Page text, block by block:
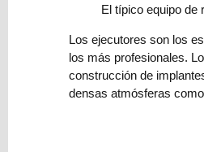
mundo
fantástico:
escenarios
geografía
El típico equipo de
Los ejecutores son los
los más profesionales.
construcción de
densas atmósferas